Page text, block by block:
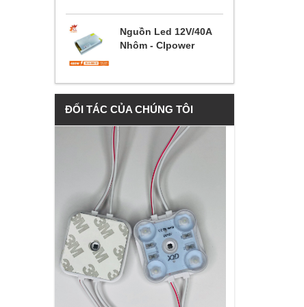
Nguồn Led 12V/40A
Nhôm - Clpower
ĐỐI TÁC CỦA CHÚNG TÔI